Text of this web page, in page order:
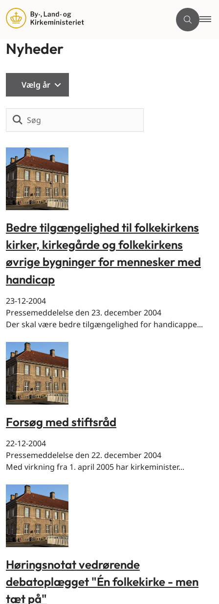
Nyheder
Vælg år
Bedre tilgængelighed til folkekirkens
kirker, kirkegårde og folkekirkens
øvrige bygninger for mennesker med
handicap
23-12-2004
Pressemeddelelse den 23. december 2004
Der skal være bedre tilgængelighed for handicappe...
Forsøg med stiftsråd
22-12-2004
Pressemeddelelse den 22. december 2004
Med virkning fra 1. april 2005 har kirkeminister...
Høringsnotat vedrørende
debatoplægget "Én folkekirke - men
tæt på"